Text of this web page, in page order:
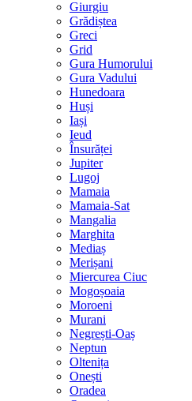
Giurgiu
Grădiștea
Greci
Grid
Gura Humorului
Gura Vadului
Hunedoara
Huși
Iași
Ieud
Însurăței
Jupiter
Lugoj
Mamaia
Mamaia-Sat
Mangalia
Marghita
Mediaș
Merișani
Miercurea Ciuc
Mogoșoaia
Moroeni
Murani
Negrești-Oaș
Neptun
Oltenița
Onești
Oradea